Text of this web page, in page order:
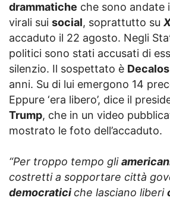
drammatiche che sono andate
virali sui social, soprattutto su
accaduto il 22 agosto. Negli
politici sono stati accusati di
silenzio. Il sospettato è
anni. Su di lui emergono 14
Eppure ‘era libero’, dice il
Trump, che in un video
mostrato le foto dell’accaduto.
“Per troppo tempo gli
costretti a sopportare città
democraticiche lasciano liberi